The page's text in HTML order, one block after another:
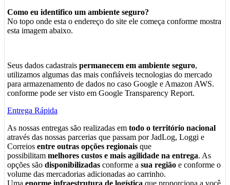
Como eu identifico um ambiente seguro?
No topo onde esta o endereço do site ele começa conforme mostra
esta imagem abaixo.
Seus dados cadastrais permanecem em ambiente seguro,
utilizamos algumas das mais confiáveis tecnologias do mercado
para armazenamento de dados no caso Google e Amazon AWS.
conforme pode ser visto em Google Transparency Report.
Entrega Rápida
As nossas entregas são realizadas em todo o território nacional
através das nossas parcerias que passam por JadLog, Loggi e
Correios entre outras opções regionais que
possibilitam melhores custos e mais agilidade na entrega. As
opções são disponibilizadas conforme a sua região e conforme o
volume das mercadorias adicionadas ao carrinho.
Uma enorme infraestrutura de logística que proporciona a você